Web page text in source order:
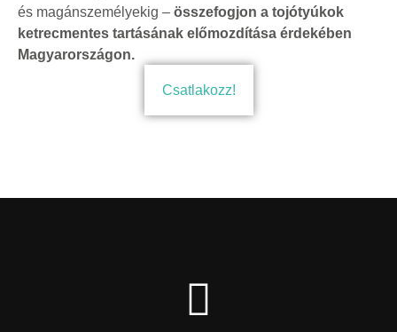
és magánszemélyekig – összefogjon a tojótyúkok
ketrecmentes tartásának előmozdítása érdekében
Magyarországon.
Csatlakozz!